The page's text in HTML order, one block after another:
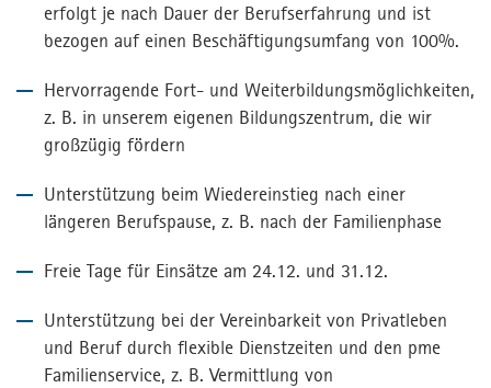
erfolgt je nach Dauer der Berufserfahrung und ist
bezogen auf einen Beschäftigungsumfang von 100%.
Hervorragende Fort- und Weiterbildungsmöglichkeiten,
z. B. in unserem eigenen Bildungszentrum, die wir
großzügig fördern
Unterstützung beim Wiedereinstieg nach einer
längeren Berufspause, z. B. nach der Familienphase
Freie Tage für Einsätze am 24.12. und 31.12.
Unterstützung bei der Vereinbarkeit von Privatleben
und Beruf durch flexible Dienstzeiten und den pme
Familienservice, z. B. Vermittlung von